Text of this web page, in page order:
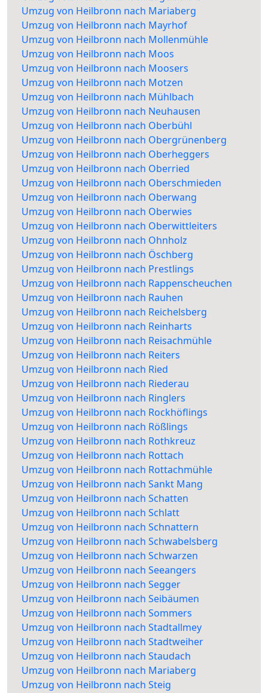
Umzug von Heilbronn nach Mariaberg
Umzug von Heilbronn nach Mayrhof
Umzug von Heilbronn nach Mollenmühle
Umzug von Heilbronn nach Moos
Umzug von Heilbronn nach Moosers
Umzug von Heilbronn nach Motzen
Umzug von Heilbronn nach Mühlbach
Umzug von Heilbronn nach Neuhausen
Umzug von Heilbronn nach Oberbühl
Umzug von Heilbronn nach Obergrünenberg
Umzug von Heilbronn nach Oberheggers
Umzug von Heilbronn nach Oberried
Umzug von Heilbronn nach Oberschmieden
Umzug von Heilbronn nach Oberwang
Umzug von Heilbronn nach Oberwies
Umzug von Heilbronn nach Oberwittleiters
Umzug von Heilbronn nach Ohnholz
Umzug von Heilbronn nach Öschberg
Umzug von Heilbronn nach Prestlings
Umzug von Heilbronn nach Rappenscheuchen
Umzug von Heilbronn nach Rauhen
Umzug von Heilbronn nach Reichelsberg
Umzug von Heilbronn nach Reinharts
Umzug von Heilbronn nach Reisachmühle
Umzug von Heilbronn nach Reiters
Umzug von Heilbronn nach Ried
Umzug von Heilbronn nach Riederau
Umzug von Heilbronn nach Ringlers
Umzug von Heilbronn nach Rockhöflings
Umzug von Heilbronn nach Rößlings
Umzug von Heilbronn nach Rothkreuz
Umzug von Heilbronn nach Rottach
Umzug von Heilbronn nach Rottachmühle
Umzug von Heilbronn nach Sankt Mang
Umzug von Heilbronn nach Schatten
Umzug von Heilbronn nach Schlatt
Umzug von Heilbronn nach Schnattern
Umzug von Heilbronn nach Schwabelsberg
Umzug von Heilbronn nach Schwarzen
Umzug von Heilbronn nach Seeangers
Umzug von Heilbronn nach Segger
Umzug von Heilbronn nach Seibäumen
Umzug von Heilbronn nach Sommers
Umzug von Heilbronn nach Stadtallmey
Umzug von Heilbronn nach Stadtweiher
Umzug von Heilbronn nach Staudach
Umzug von Heilbronn nach Mariaberg
Umzug von Heilbronn nach Steig